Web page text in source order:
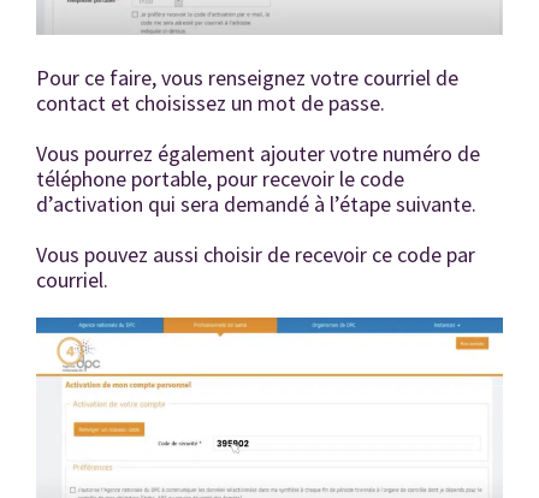
Pour ce faire, vous renseignez votre courriel de
contact et choisissez un mot de passe.
Vous pourrez également ajouter votre numéro de
téléphone portable, pour recevoir le code
d’activation qui sera demandé à l’étape suivante.
Vous pouvez aussi choisir de recevoir ce code par
courriel.